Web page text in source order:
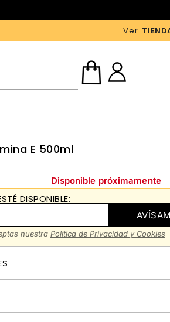
Ver
E 500ml
Disponible próximamente
DISPONIBLE:
nuestra Política de Privacidad y Cookies